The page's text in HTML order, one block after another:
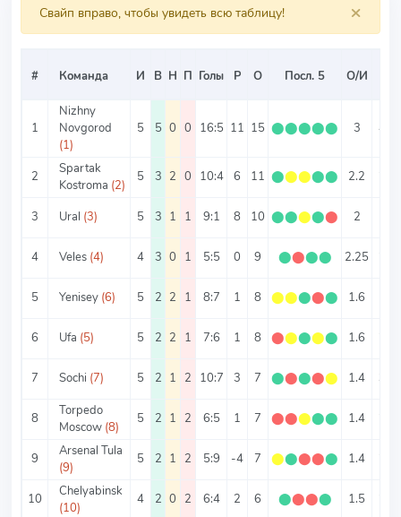
×
Свайп вправо, чтобы увидеть всю таблицу!
# Команда И В Н П Голы Р О Посл. 5 О/И
1
Nizhny
Novgorod
(1)
5 5 0 0 16:5 11 15 ⬤⬤⬤⬤⬤ 3 4.2
2
Spartak
Kostroma (2)
5 3 2 0 10:4 6 11 ⬤⬤⬤⬤⬤ 2.2
3 Ural (3) 5 3 1 1 9:1 8 10 ⬤⬤⬤⬤⬤ 2
4 Veles (4) 4 3 0 1 5:5 0 9 ⬤⬤⬤⬤ 2.25
5 Yenisey (6) 5 2 2 1 8:7 1 8 ⬤⬤⬤⬤⬤ 1.6
6 Ufa (5) 5 2 2 1 7:6 1 8 ⬤⬤⬤⬤⬤ 1.6
7 Sochi (7) 5 2 1 2 10:7 3 7 ⬤⬤⬤⬤⬤ 1.4 3.4
8
Torpedo
Moscow (8)
5 2 1 2 6:5 1 7 ⬤⬤⬤⬤⬤ 1.4
9
Arsenal Tula
(9)
5 2 1 2 5:9 -4 7 ⬤⬤⬤⬤⬤ 1.4
10
Chelyabinsk
(10)
4 2 0 2 6:4 2 6 ⬤⬤⬤⬤ 1.5